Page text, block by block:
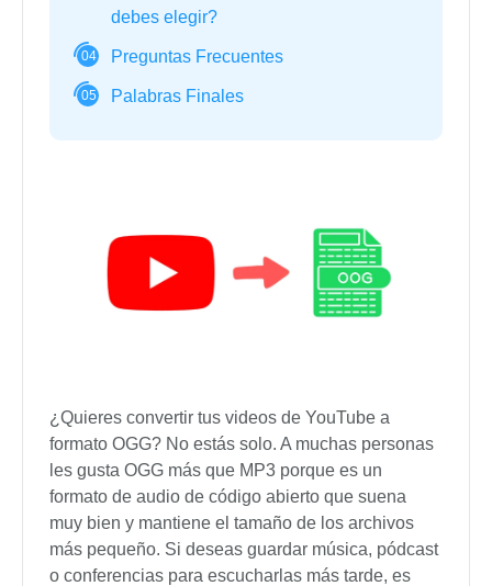
debes elegir?
04 Preguntas Frecuentes
05 Palabras Finales
¿Quieres convertir tus videos de YouTube a
formato OGG? No estás solo. A muchas personas
les gusta OGG más que MP3 porque es un
formato de audio de código abierto que suena
muy bien y mantiene el tamaño de los archivos
más pequeño. Si deseas guardar música, pódcast
o conferencias para escucharlas más tarde, es